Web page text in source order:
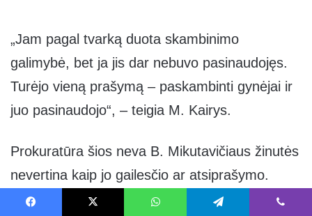
„Jam pagal tvarką duota skambinimo
galimybė, bet ja jis dar nebuvo pasinaudojęs.
Turėjo vieną prašymą – paskambinti gynėjai ir
juo pasinaudojo“, – teigia M. Kairys.
Prokuratūra šios neva B. Mikutavičiaus žinutės
nevertina kaip jo gailesčio ar atsiprašymo.